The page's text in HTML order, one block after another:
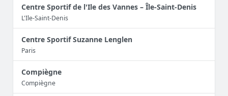
Centre Sportif de l'Ile des Vannes – Île-Saint-Denis
L'Ile-Saint-Denis
Centre Sportif Suzanne Lenglen
Paris
Compiègne
Compiègne